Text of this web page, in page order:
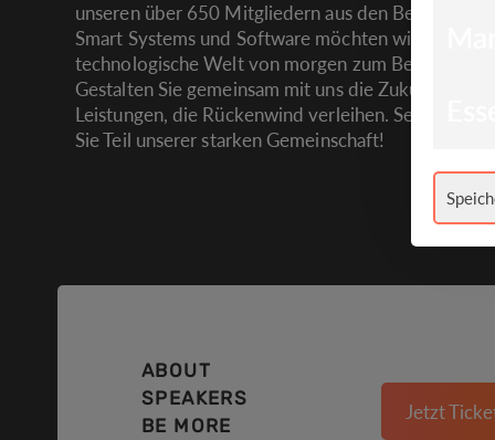
unseren über 650 Mitgliedern aus den Bereichen
Smart Systems und Software möchten wir schon
technologische Welt von morgen zum Besseren
Gestalten Sie gemeinsam mit uns die Zukunft.
Leistungen, die Rückenwind verleihen. Seien Sie
Sie Teil unserer starken Gemeinschaft!
ABOUT
SPEAKERS
BE MORE
Jetzt